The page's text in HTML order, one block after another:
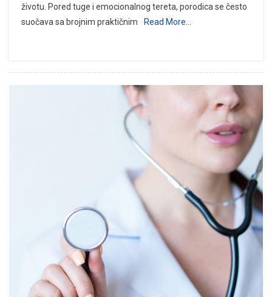
životu. Pored tuge i emocionalnog tereta, porodica se često
suočava sa brojnim praktičnim
Read More…